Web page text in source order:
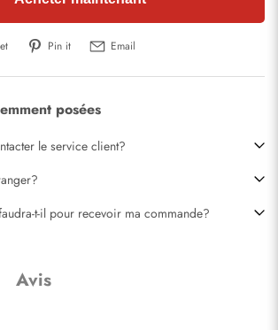
Pin it Email
posées
le service client?
t-il pour recevoir ma commande?
Avis